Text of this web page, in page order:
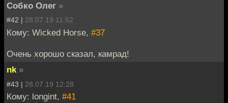
Собко Олег »
#42 | 28.07.19 11:52
Кому: Wicked Horse, #37
Очень хорошо сказал, камрад!
nk »
#43 | 28.07.19 12:28
Кому: longint, #41